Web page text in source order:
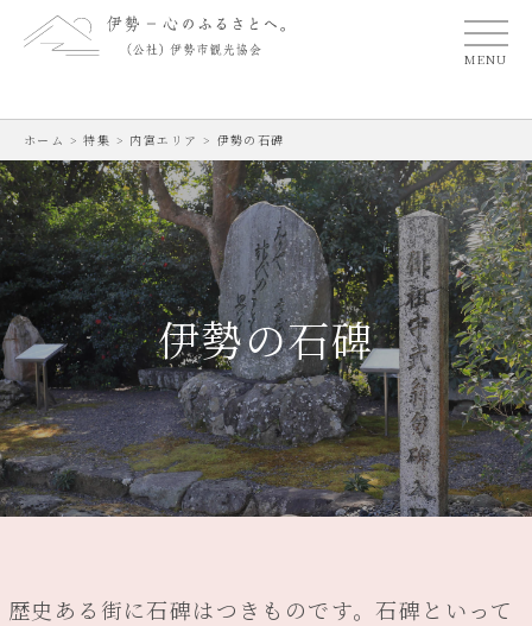
MENU
ホーム >特集 > 内宮エリア > 伊勢の石碑
伊勢の石碑
歴史ある街に石碑はつきものです。石碑といって